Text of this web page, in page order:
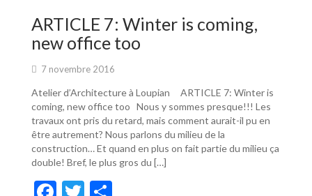
o
o
k
er
ARTICLE 7: Winter is coming,
new office too
7 novembre 2016
Atelier d’Architecture à Loupian ARTICLE 7: Winter is
coming, new office too Nous y sommes presque!!! Les
travaux ont pris du retard, mais comment aurait-il pu en
être autrement? Nous parlons du milieu de la
construction… Et quand en plus on fait partie du milieu ça
double! Bref, le plus gros du […]